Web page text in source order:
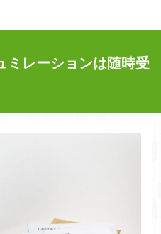
ミレーションは随時受